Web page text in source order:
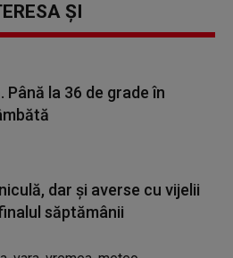
ȘI
la 36 de grade în
dar şi averse cu vijelii
săptămânii